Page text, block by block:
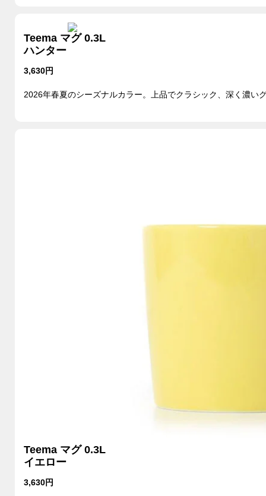
Teema マグ 0.3L
ハンター
3,630円
2026年春夏のシーズナルカラー。上品でクラシック、深く濃い
Teema マグ 0.3L
イエロー
3,630円